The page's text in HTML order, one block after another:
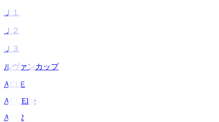
Ｊ１
Ｊ２
Ｊ３
ルヴァンカップ
ACLE
ACL Elite
ACL2